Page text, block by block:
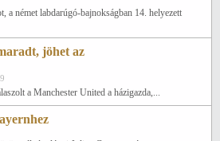
a német labdarúgó-bajnokságban 14. helyezett
jöhet az
a Manchester United a házigazda,...